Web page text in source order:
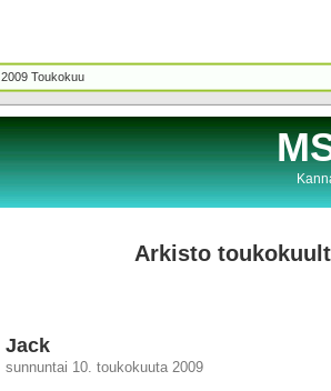
2009 Toukokuu
Arkisto
Jack
sunnuntai 10. toukokuuta 2009